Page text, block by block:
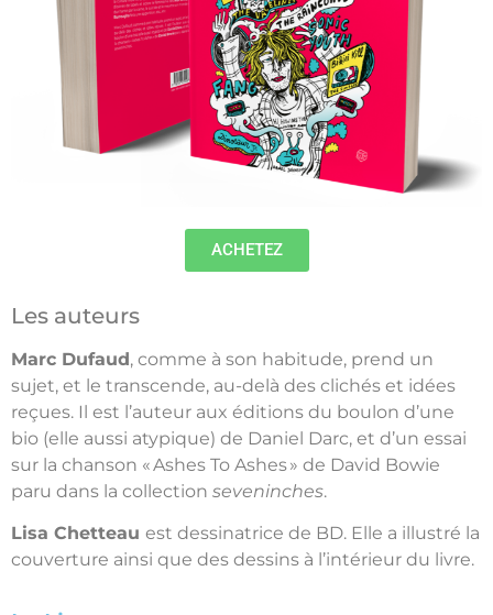
ACHETEZ
Les auteurs
Marc Dufaud, comme à son habitude, prend un
sujet, et le transcende, au-delà des clichés et idées
reçues. Il est l’auteur aux éditions du boulon d’une
bio (elle aussi atypique) de Daniel Darc, et d’un essai
sur la chanson « Ashes To Ashes » de David Bowie
paru dans la collection seveninches.
Lisa Chetteau est dessinatrice de BD. Elle a illustré la
couverture ainsi que des dessins à l’intérieur du livre.